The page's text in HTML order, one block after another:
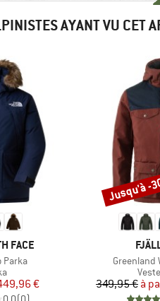
AYANT VU CET
FACE
Parka
group
réduit
€
Article
Greenland
349,95 € à
Remise
Jusqu'à -